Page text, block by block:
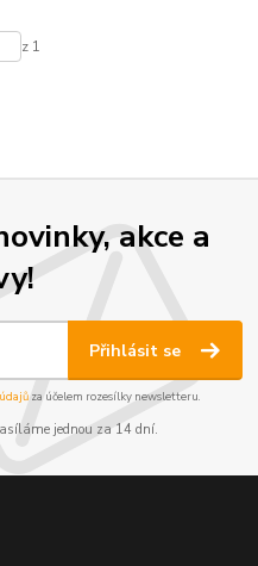
z 1
akce a
Přihlásit se
za účelem rozesílky newsletteru.
jednou za 14 dní.